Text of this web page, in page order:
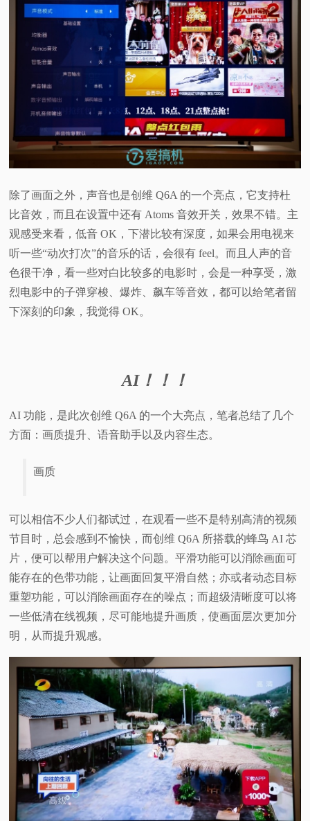
除了画面之外，声音也是创维 Q6A 的一个亮点，它支持杜
比音效，而且在设置中还有 Atoms 音效开关，效果不错。主
观感受来看，低音 OK，下潜比较有深度，如果会用电视来
听一些“动次打次”的音乐的话，会很有 feel。而且人声的音
色很干净，看一些对白比较多的电影时，会是一种享受，激
烈电影中的子弹穿梭、爆炸、飙车等音效，都可以给笔者留
下深刻的印象，我觉得 OK。
AI！！！
AI 功能，是此次创维 Q6A 的一个大亮点，笔者总结了几个
方面：画质提升、语音助手以及内容生态。
画质
可以相信不少人们都试过，在观看一些不是特别高清的视频
节目时，总会感到不愉快，而创维 Q6A 所搭载的蜂鸟 AI 芯
片，便可以帮用户解决这个问题。平滑功能可以消除画面可
能存在的色带功能，让画面回复平滑自然；亦或者动态目标
重塑功能，可以消除画面存在的噪点；而超级清晰度可以将
一些低清在线视频，尽可能地提升画质，使画面层次更加分
明，从而提升观感。